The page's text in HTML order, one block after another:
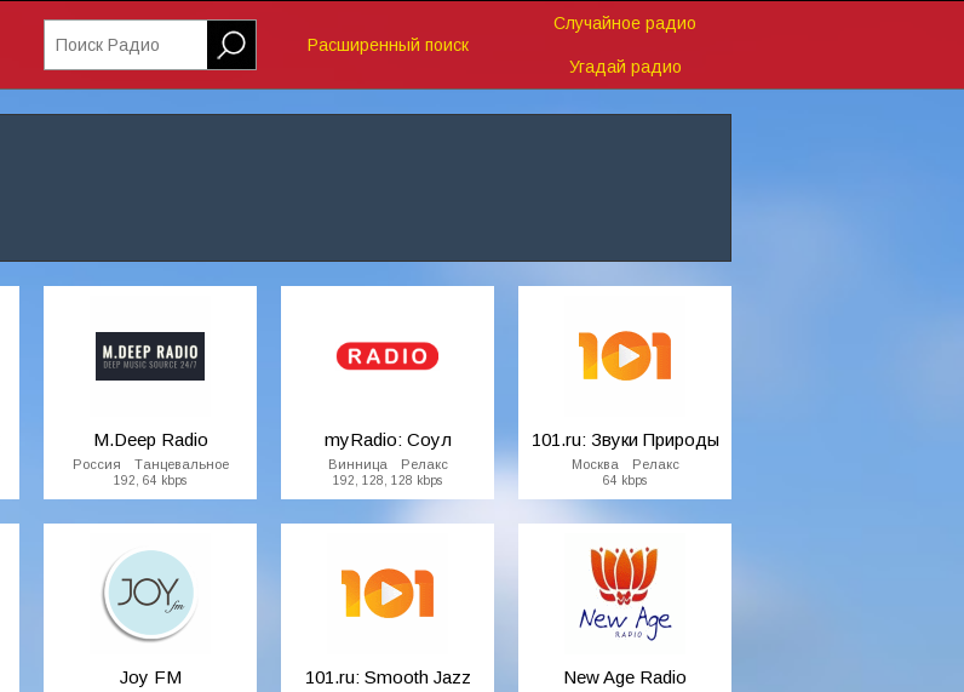
Поиск Радио
Расширенный поиск
Случайное радио
Угадай радио
M.Deep Radio
Россия Танцевальное
192, 64 kbps
myRadio: Соул
Винница Релакс
192, 128, 128 kbps
101.ru: Звуки Природы
Москва Релакс
64 kbps
Joy FM 101.ru: Smooth Jazz New Age Radio